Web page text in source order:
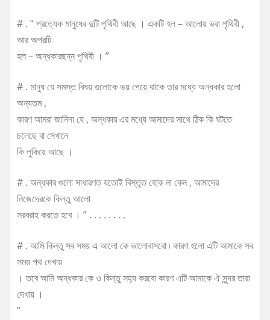
# . “ প্রত্যেক মানুষের দুটি পৃথিবী আছে । একটি হল – আলোয় ভরা পৃথিবী ,
আর অপরটি
হল – অন্ধকারছন্ন পৃথিবী । ”
# . মানুষ যে সমস্ত বিষয় গুলোকে ভয় পেয়ে থাকে তার মধ্যে অন্ধকার হলো
অন্যতম ,
কারণ আমরা জানিনা যে , অন্ধকার এর মধ্যে আমাদের সাথে ঠিক কি ঘটতে
চলেছে বা সেখানে
কি লুকিয়ে আছে ।
# . অন্ধকার গুলো সাধারণত যতোই বিস্তৃত হোক না কেন , আমাদের
নিজেদেরকে কিন্তু আলো
সরবরাহ করতে হবে । ” . . . . . . . .
# . আমি কিন্তু সব সময় এ আলো কে ভালোবাসবো ৷ কারণ হলো এটি আমাকে সব
সময় পথ দেখায়
। তবে আমি অন্ধকার কে ও কিন্তু সহ্য করবো কারণ এটি আমাকে ঐ সুন্দর তারা
দেখায় ।
”